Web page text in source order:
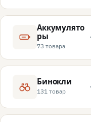
Аккумулято
ры
73 товара
Бинокли
131 товар